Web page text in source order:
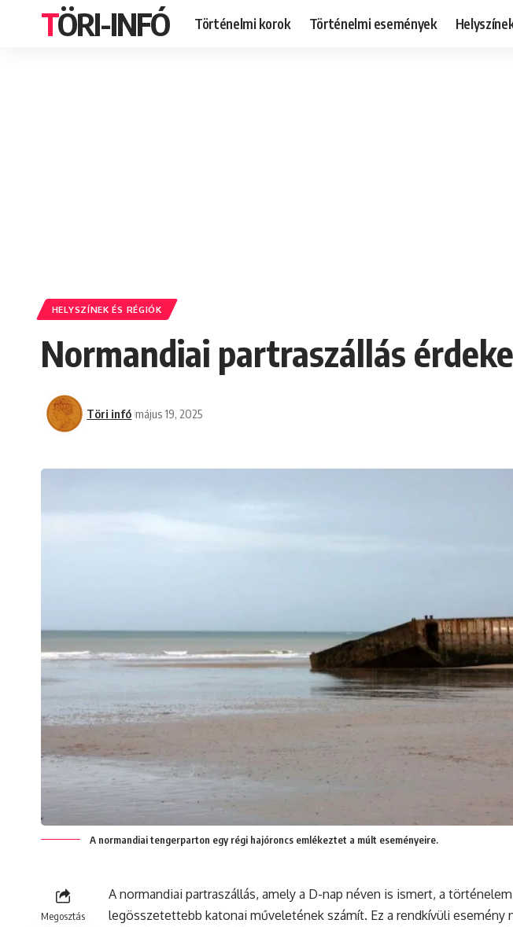
TÖRI-INFÓ Történelmi korok Történelmi események
HELYSZÍNEK ÉS RÉGIÓK
Normandiai partraszállás
Töri infó május 19, 2025
A normandiai tengerparton egy régi hajóroncs emlékeztet a múlt eseményeire.
Megosztás
A normandiai partraszállás, amely a D-nap néven is ismert, a
legösszetettebb katonai műveletének számít. Ez a rendkívüli esemény